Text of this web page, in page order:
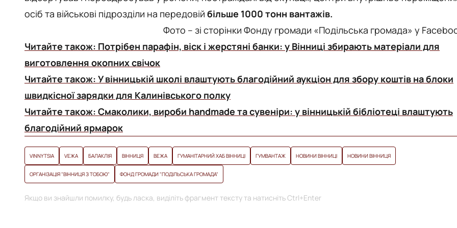
осіб та військові підрозділи на передовій більше 1000 тонн вантажів.
Фото – зі сторінки Фонду громади «Подільська громада» у
Читайте також: Потрібен парафін, віск і жерстяні банки: у Вінниці збирають матеріали для
виготовлення окопних свічок
Читайте також: У вінницькій школі влаштують благодійний аукціон для збору коштів на блоки
швидкісної зарядки для Калинівського полку
Читайте також: Смаколики, вироби handmade та сувеніри: у вінницькій бібліотеці влаштують
благодійний ярмарок
VINNYTSIA VЕЖА БАЛАКЛІЯ ВІННИЦЯ ВЕЖА ГУМАНІТАРНИЙ ХАБ ВІННИЦІ ГУМВАНТАЖ НОВИНИ ВІННИЦІ НОВИНИ ВІННИЦЯ
ОРГАНІЗАЦІЯ "ВІННИЦЯ З ТОБОЮ" ФОНД ГРОМАДИ "ПОДІЛЬСЬКА ГРОМАДА"
Якщо ви знайшли помилку, будь ласка, виділіть фрагмент тексту та натисніть Ctrl+Enter